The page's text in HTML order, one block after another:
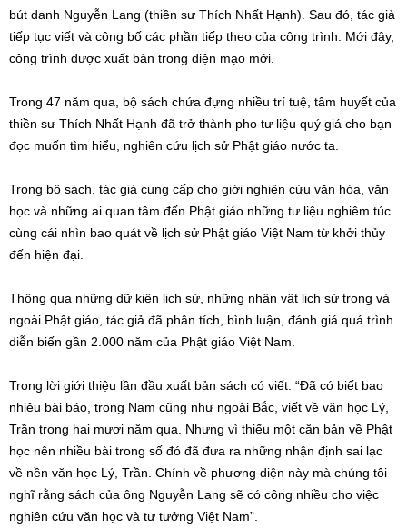
bút danh Nguyễn Lang (thiền sư Thích Nhất Hạnh). Sau đó, tác giả
tiếp tục viết và công bố các phần tiếp theo của công trình. Mới đây,
công trình được xuất bản trong diện mạo mới.
Trong 47 năm qua, bộ sách chứa đựng nhiều trí tuệ, tâm huyết của
thiền sư Thích Nhất Hạnh đã trở thành pho tư liệu quý giá cho bạn
đọc muốn tìm hiểu, nghiên cứu lịch sử Phật giáo nước ta.
Trong bộ sách, tác giả cung cấp cho giới nghiên cứu văn hóa, văn
học và những ai quan tâm đến Phật giáo những tư liệu nghiêm túc
cùng cái nhìn bao quát về lịch sử Phật giáo Việt Nam từ khởi thủy
đến hiện đại.
Thông qua những dữ kiện lịch sử, những nhân vật lịch sử trong và
ngoài Phật giáo, tác giả đã phân tích, bình luận, đánh giá quá trình
diễn biến gần 2.000 năm của Phật giáo Việt Nam.
Trong lời giới thiệu lần đầu xuất bản sách có viết: “Đã có biết bao
nhiêu bài báo, trong Nam cũng như ngoài Bắc, viết về văn học Lý,
Trần trong hai mươi năm qua. Nhưng vì thiếu một căn bản về Phật
học nên nhiều bài trong số đó đã đưa ra những nhận định sai lạc
về nền văn học Lý, Trần. Chính về phương diện này mà chúng tôi
nghĩ rằng sách của ông Nguyễn Lang sẽ có công nhiều cho việc
nghiên cứu văn học và tư tưởng Việt Nam”.